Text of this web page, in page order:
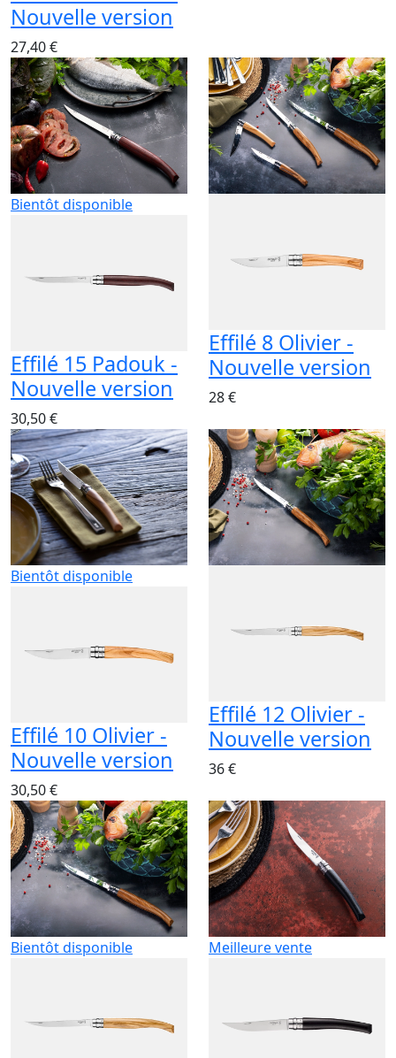
Nouvelle version
27,40 €
Bientôt disponible
Effilé 15 Padouk -
Nouvelle version
30,50 €
Effilé 8 Olivier -
Nouvelle version
28 €
Bientôt disponible
Effilé 10 Olivier -
Nouvelle version
30,50 €
Effilé 12 Olivier -
Nouvelle version
36 €
Bientôt disponible Meilleure vente